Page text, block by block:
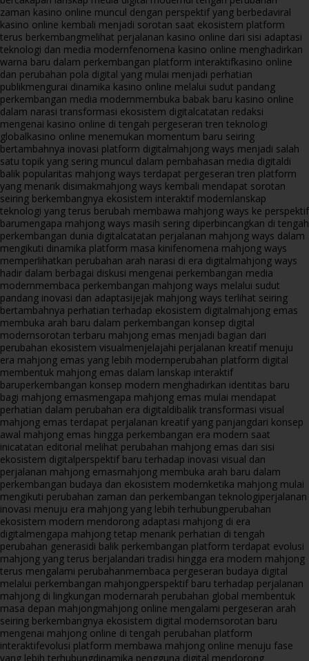
zaman kasino online muncul dengan perspektif yang berbedaviral
kasino online kembali menjadi sorotan saat ekosistem platform
terus berkembangmelihat perjalanan kasino online dari sisi adaptasi
teknologi dan media modernfenomena kasino online menghadirkan
warna baru dalam perkembangan platform interaktifkasino online
dan perubahan pola digital yang mulai menjadi perhatian
publikmengurai dinamika kasino online melalui sudut pandang
perkembangan media modernmembuka babak baru kasino online
dalam narasi transformasi ekosistem digitalcatatan redaksi
mengenai kasino online di tengah pergeseran tren teknologi
globalkasino online menemukan momentum baru seiring
bertambahnya inovasi platform digitalmahjong ways menjadi salah
satu topik yang sering muncul dalam pembahasan media digitaldi
balik popularitas mahjong ways terdapat pergeseran tren platform
yang menarik disimakmahjong ways kembali mendapat sorotan
seiring berkembangnya ekosistem interaktif modernlanskap
teknologi yang terus berubah membawa mahjong ways ke perspektif
barumengapa mahjong ways masih sering diperbincangkan di tengah
perkembangan dunia digitalcatatan perjalanan mahjong ways dalam
mengikuti dinamika platform masa kinifenomena mahjong ways
memperlihatkan perubahan arah narasi di era digitalmahjong ways
hadir dalam berbagai diskusi mengenai perkembangan media
modernmembaca perkembangan mahjong ways melalui sudut
pandang inovasi dan adaptasijejak mahjong ways terlihat seiring
bertambahnya perhatian terhadap ekosistem digitalmahjong emas
membuka arah baru dalam perkembangan konsep digital
modernsorotan terbaru mahjong emas menjadi bagian dari
perubahan ekosistem visualmenjelajahi perjalanan kreatif menuju
era mahjong emas yang lebih modernperubahan platform digital
membentuk mahjong emas dalam lanskap interaktif
baruperkembangan konsep modern menghadirkan identitas baru
bagi mahjong emasmengapa mahjong emas mulai mendapat
perhatian dalam perubahan era digitaldibalik transformasi visual
mahjong emas terdapat perjalanan kreatif yang panjangdari konsep
awal mahjong emas hingga perkembangan era modern saat
inicatatan editorial melihat perubahan mahjong emas dari sisi
ekosistem digitalperspektif baru terhadap inovasi visual dan
perjalanan mahjong emasmahjong membuka arah baru dalam
perkembangan budaya dan ekosistem modernketika mahjong mulai
mengikuti perubahan zaman dan perkembangan teknologiperjalanan
inovasi menuju era mahjong yang lebih terhubungperubahan
ekosistem modern mendorong adaptasi mahjong di era
digitalmengapa mahjong tetap menarik perhatian di tengah
perubahan generasidi balik perkembangan platform terdapat evolusi
mahjong yang terus berjalandari tradisi hingga era modern mahjong
terus mengalami perubahanmembaca pergeseran budaya digital
melalui perkembangan mahjongperspektif baru terhadap perjalanan
mahjong di lingkungan modernarah perubahan global membentuk
masa depan mahjongmahjong online mengalami pergeseran arah
seiring berkembangnya ekosistem digital modernsorotan baru
mengenai mahjong online di tengah perubahan platform
interaktifevolusi platform membawa mahjong online menuju fase
yang lebih terhubungdinamika pengguna digital mendorong